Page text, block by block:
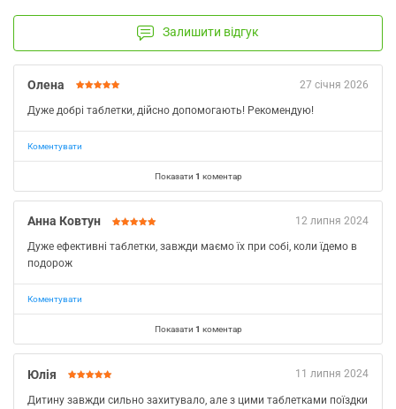
Залишити відгук
27 січня 2026
Олена
Дуже добрі таблетки, дійсно допомогають! Рекомендую!
Коментувати
Показати 1 коментар
12 липня 2024
Анна Ковтун
Дуже ефективні таблетки, завжди маємо їх при собі, коли їдемо в
подорож
Коментувати
Показати 1 коментар
11 липня 2024
Юлія
Дитину завжди сильно захитувало, але з цими таблетками поїздки